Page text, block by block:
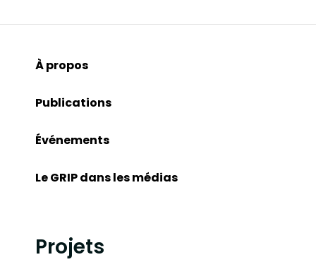
À propos
Publications
Événements
Le GRIP dans les médias
Projets